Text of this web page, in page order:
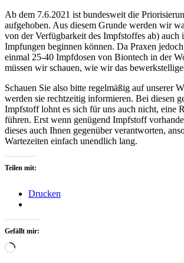
Ab dem 7.6.2021 ist bundesweit die
aufgehoben. Aus diesem Grunde werden wir
von der Verfügbarkeit des Impfstoffes ab) auch
Impfungen beginnen können. Da Praxen
einmal 25-40 Impfdosen von Biontech in der
müssen wir schauen, wie wir das
Schauen Sie also bitte regelmäßig auf unserer
werden sie rechtzeitig informieren. Bei diesen
Impfstoff lohnt es sich für uns auch nicht, eine
führen. Erst wenn genügend Impfstoff
dieses auch Ihnen gegenüber verantworten,
Wartezeiten einfach unendlich lang.
Teilen mit:
Drucken
Gefällt mir:
Wird